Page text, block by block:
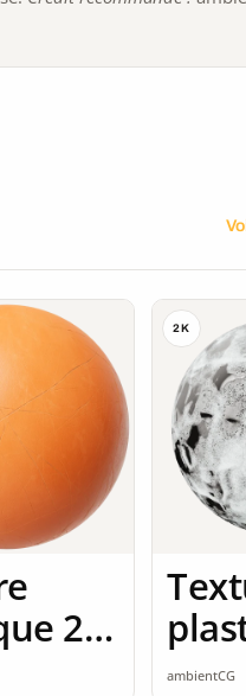
2K
2K
ambientCG